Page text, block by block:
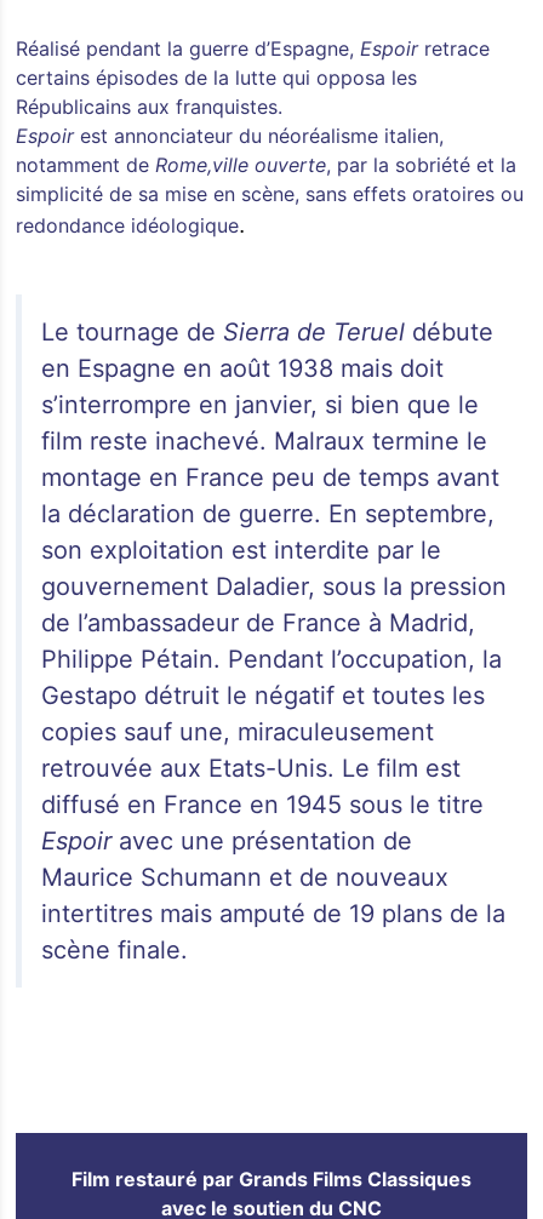
Réalisé pendant la guerre d’Espagne, Espoirretrace
certains épisodes de la lutte qui opposa les
Républicains aux franquistes.
Espoirest annonciateur du néoréalisme italien,
notamment de Rome,ville ouverte, par la sobriété et la
simplicité de sa mise en scène, sans effets oratoires ou
redondance idéologique.
Le tournage de Sierra de Teruel débute
en Espagne en août 1938 mais doit
s’interrompre en janvier, si bien que le
film reste inachevé. Malraux termine le
montage en France peu de temps avant
la déclaration de guerre. En septembre,
son exploitation est interdite par le
gouvernement Daladier, sous la pression
de l’ambassadeur de France à Madrid,
Philippe Pétain. Pendant l’occupation, la
Gestapo détruit le négatif et toutes les
copies sauf une, miraculeusement
retrouvée aux Etats-Unis. Le film est
diffusé en France en 1945 sous le titre
Espoiravec une présentation de
Maurice Schumann et de nouveaux
intertitres mais amputé de 19 plans de la
scène finale.
Film restauré par Grands Films Classiques
avec le soutien du CNC